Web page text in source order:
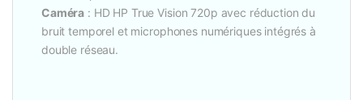
Caméra : HD HP True Vision 720p avec réduction du
bruit temporel et microphones numériques intégrés à
double réseau.